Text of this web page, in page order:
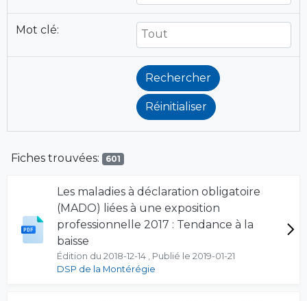
Mot clé:
Fiches trouvées: 601
Les maladies à déclaration obligatoire
(MADO) liées à une exposition
professionnelle 2017 : Tendance à la
baisse
Édition du 2018-12-14 , Publié le 2019-01-21
DSP de la Montérégie